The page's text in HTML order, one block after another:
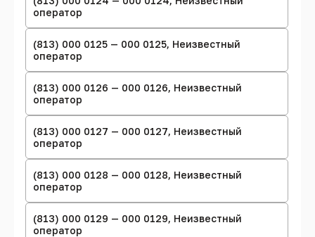
оператор
(813) 000 0125 — 000 0125, Неизвестный
оператор
(813) 000 0126 — 000 0126, Неизвестный
оператор
(813) 000 0127 — 000 0127, Неизвестный
оператор
(813) 000 0128 — 000 0128, Неизвестный
оператор
(813) 000 0129 — 000 0129, Неизвестный
оператор